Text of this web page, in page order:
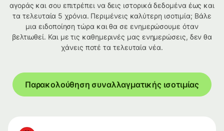
αγοράς και σου επιτρέπει να δεις ιστορικά δεδομένα έως και
τα τελευταία 5 χρόνια. Περιμένεις καλύτερη ισοτιμία; Βάλε
μια ειδοποίηση τώρα και θα σε ενημερώσουμε όταν
βελτιωθεί. Και με τις καθημερινές μας ενημερώσεις, δεν θα
χάνεις ποτέ τα τελευταία νέα.
Παρακολούθηση συναλλαγματικής ισοτιμίας